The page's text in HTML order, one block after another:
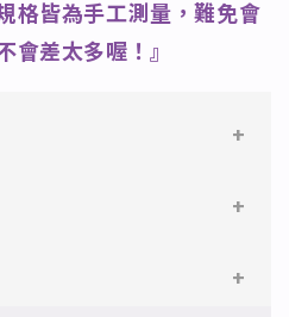
格皆為手工測量，難免會
會差太多喔！』
精美包裝，超商取貨或宅配